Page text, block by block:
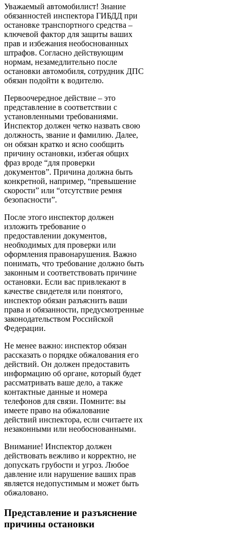
Уважаемый автомобилист! Знание
обязанностей инспектора ГИБДД при
остановке транспортного средства –
ключевой фактор для защиты ваших
прав и избежания необоснованных
штрафов. Согласно действующим
нормам, незамедлительно после
остановки автомобиля, сотрудник ДПС
обязан подойти к водителю.
Первоочередное действие – это
представление в соответствии с
установленными требованиями.
Инспектор должен четко назвать свою
должность, звание и фамилию. Далее,
он обязан кратко и ясно сообщить
причину остановки, избегая общих
фраз вроде “для проверки
документов”. Причина должна быть
конкретной, например, “превышение
скорости” или “отсутствие ремня
безопасности”.
После этого инспектор должен
изложить требование о
предоставлении документов,
необходимых для проверки или
оформления правонарушения. Важно
понимать, что требование должно быть
законным и соответствовать причине
остановки. Если вас привлекают в
качестве свидетеля или понятого,
инспектор обязан разъяснить ваши
права и обязанности, предусмотренные
законодательством Российской
Федерации.
Не менее важно: инспектор обязан
рассказать о порядке обжалования его
действий. Он должен предоставить
информацию об органе, который будет
рассматривать ваше дело, а также
контактные данные и номера
телефонов для связи. Помните: вы
имеете право на обжалование
действий инспектора, если считаете их
незаконными или необоснованными.
Внимание! Инспектор должен
действовать вежливо и корректно, не
допускать грубости и угроз. Любое
давление или нарушение ваших прав
является недопустимым и может быть
обжаловано.
Представление и разъяснение
причины остановки